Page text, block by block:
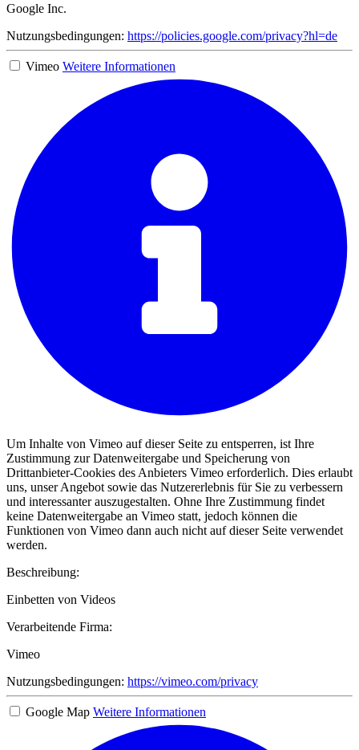
Google Inc.
Nutzungsbedingungen: https://policies.google.com/privacy?hl=de
Vimeo Weitere Informationen
Um Inhalte von Vimeo auf dieser Seite zu entsperren, ist Ihre
Zustimmung zur Datenweitergabe und Speicherung von
Drittanbieter-Cookies des Anbieters Vimeo erforderlich. Dies erlaubt
uns, unser Angebot sowie das Nutzererlebnis für Sie zu verbessern
und interessanter auszugestalten. Ohne Ihre Zustimmung findet
keine Datenweitergabe an Vimeo statt, jedoch können die
Funktionen von Vimeo dann auch nicht auf dieser Seite verwendet
werden.
Beschreibung:
Einbetten von Videos
Verarbeitende Firma:
Vimeo
Nutzungsbedingungen: https://vimeo.com/privacy
Google Map Weitere Informationen